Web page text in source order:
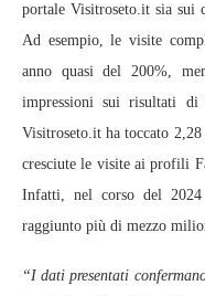
portale Visitroseto.it sia sui
Ad esempio, le visite
anno quasi del 200%,
impressioni sui risultati di
Visitroseto.it ha toccato
cresciute le visite ai profili
Infatti, nel corso del 2024
raggiunto più di mezzo
“I dati presentati